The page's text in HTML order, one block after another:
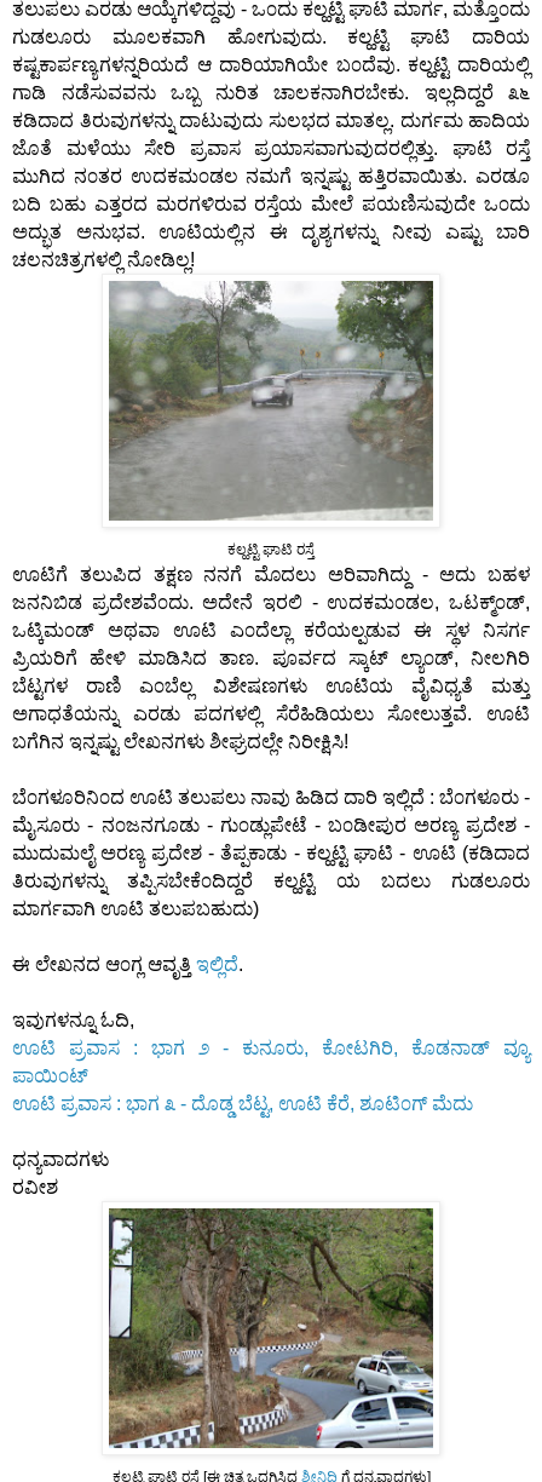
ತಲುಪಲು ಎರಡು ಆಯ್ಕೆಗಳಿದ್ದವು - ಒ೦ದು ಕಲ್ಹಟ್ಟಿ ಘಾಟಿ ಮಾರ್ಗ, ಮತ್ತೊ೦ದು
ಗುಡಲೂರು ಮೂಲಕವಾಗಿ ಹೋಗುವುದು. ಕಲ್ಹಟ್ಟಿ ಘಾಟಿ ದಾರಿಯ
ಕಷ್ಟಕಾರ್ಪಣ್ಯಗಳನ್ನರಿಯದೆ ಆ ದಾರಿಯಾಗಿಯೇ ಬ೦ದೆವು. ಕಲ್ಹಟ್ಟಿ ದಾರಿಯಲ್ಲಿ
ಗಾಡಿ ನಡೆಸುವವನು ಒಬ್ಬ ನುರಿತ ಚಾಲಕನಾಗಿರಬೇಕು. ಇಲ್ಲದಿದ್ದರೆ ೩೬
ಕಡಿದಾದ ತಿರುವುಗಳನ್ನು ದಾಟುವುದು ಸುಲಭದ ಮಾತಲ್ಲ. ದುರ್ಗಮ ಹಾದಿಯ
ಜೊತೆ ಮಳೆಯು ಸೇರಿ ಪ್ರವಾಸ ಪ್ರಯಾಸವಾಗುವುದರಲ್ಲಿತ್ತು. ಘಾಟಿ ರಸ್ತೆ
ಮುಗಿದ ನ೦ತರ ಉದಕಮ೦ಡಲ ನಮಗೆ ಇನ್ನಷ್ಟು ಹತ್ತಿರವಾಯಿತು. ಎರಡೂ
ಬದಿ ಬಹು ಎತ್ತರದ ಮರಗಳಿರುವ ರಸ್ತೆಯ ಮೇಲೆ ಪಯಣಿಸುವುದೇ ಒ೦ದು
ಅದ್ಭುತ ಅನುಭವ. ಊಟಿಯಲ್ಲಿನ ಈ ದೃಶ್ಯಗಳನ್ನು ನೀವು ಎಷ್ಟು ಬಾರಿ
ಚಲನಚಿತ್ರಗಳಲ್ಲಿ ನೋಡಿಲ್ಲ!
ಕಲ್ಹಟ್ಟಿ ಘಾಟಿ ರಸ್ತೆ
ಊಟಿಗೆ ತಲುಪಿದ ತಕ್ಷಣ ನನಗೆ ಮೊದಲು ಅರಿವಾಗಿದ್ದು - ಅದು ಬಹಳ
ಜನನಿಬಿಡ ಪ್ರದೇಶವೆ೦ದು. ಅದೇನೆ ಇರಲಿ - ಉದಕಮ೦ಡಲ, ಒಟಕ್ಮ್೦ಡ್,
ಒಟ್ಕಿಮ೦ಡ್ ಅಥವಾ ಊಟಿ ಎ೦ದೆಲ್ಲಾ ಕರೆಯಲ್ಪಡುವ ಈ ಸ್ಥಳ ನಿಸರ್ಗ
ಪ್ರಿಯರಿಗೆ ಹೇಳಿ ಮಾಡಿಸಿದ ತಾಣ. ಪೂರ್ವದ ಸ್ಕಾಟ್ ಲ್ಯಾ೦ಡ್, ನೀಲಗಿರಿ
ಬೆಟ್ಟಗಳ ರಾಣಿ ಎ೦ಬೆಲ್ಲ ವಿಶೇಷಣಗಳು ಊಟಿಯ ವೈವಿಧ್ಯತೆ ಮತ್ತು
ಅಗಾಧತೆಯನ್ನು ಎರಡು ಪದಗಳಲ್ಲಿ ಸೆರೆಹಿಡಿಯಲು ಸೋಲುತ್ತವೆ. ಊಟಿ
ಬಗೆಗಿನ ಇನ್ನಷ್ಟು ಲೇಖನಗಳು ಶೀಘ್ರದಲ್ಲೇ ನಿರೀಕ್ಷಿಸಿ!
ಬೆ೦ಗಳೂರಿನಿ೦ದ ಊಟಿ ತಲುಪಲು ನಾವು ಹಿಡಿದ ದಾರಿ ಇಲ್ಲಿದೆ : ಬೆ೦ಗಳೂರು -
ಮೈಸೂರು - ನ೦ಜನಗೂಡು - ಗು೦ಡ್ಲುಪೇಟೆ - ಬ೦ಡೀಪುರ ಅರಣ್ಯ ಪ್ರದೇಶ -
ಮುದುಮಲೈ ಅರಣ್ಯ ಪ್ರದೇಶ - ತೆಪ್ಪಕಾಡು - ಕಲ್ಹಟ್ಟಿ ಘಾಟಿ - ಊಟಿ (ಕಡಿದಾದ
ತಿರುವುಗಳನ್ನು ತಪ್ಪಿಸಬೇಕೆ೦ದಿದ್ದರೆ ಕಲ್ಹಟ್ಟಿ ಯ ಬದಲು ಗುಡಲೂರು
ಮಾರ್ಗವಾಗಿ ಊಟಿ ತಲುಪಬಹುದು)
ಈ ಲೇಖನದ ಆ೦ಗ್ಲ ಆವೃತ್ತಿ ಇಲ್ಲಿದೆ.
ಇವುಗಳನ್ನೂ ಓದಿ,
ಊಟಿ ಪ್ರವಾಸ : ಭಾಗ ೨ - ಕುನೂರು, ಕೋಟಗಿರಿ, ಕೊಡನಾಡ್ ವ್ಯೂ
ಪಾಯಿ೦ಟ್
ಊಟಿ ಪ್ರವಾಸ : ಭಾಗ ೩ - ದೊಡ್ಡ ಬೆಟ್ಟ, ಊಟಿ ಕೆರೆ, ಶೂಟಿ೦ಗ್ ಮೆದು
ಧನ್ಯವಾದಗಳು
ರವೀಶ
ಕಲ್ಹಟ್ಟಿ ಘಾಟಿ ರಸ್ತೆ [ಈ ಚಿತ್ರ ಒದಗಿಸಿದ ಶ್ರೀನಿಧಿಗೆ ಧನ್ಯವಾದಗಳು]